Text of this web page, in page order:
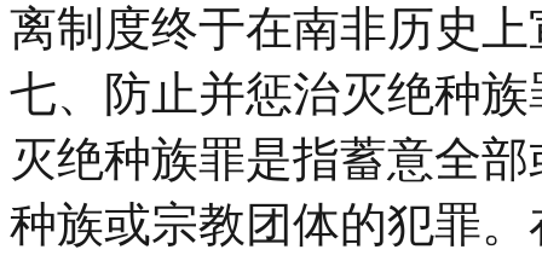
离制度终于在南非历史
七、防止并惩治灭绝种族
灭绝种族罪是指蓄意全
种族或宗教团体的犯罪